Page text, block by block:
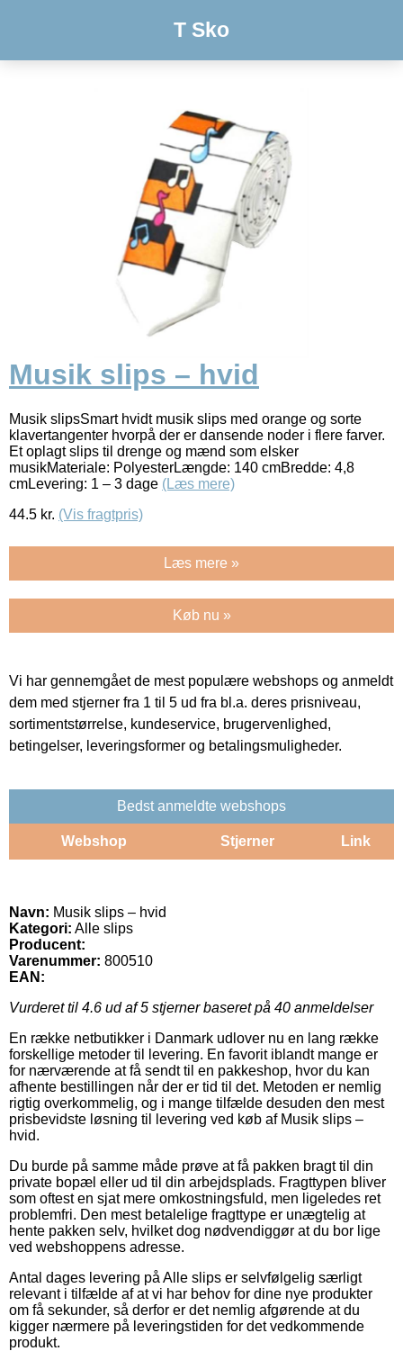
T Sko
Musik slips – hvid
Musik slipsSmart hvidt musik slips med orange og sorte
klavertangenter hvorpå der er dansende noder i flere farver.
Et oplagt slips til drenge og mænd som elsker
musikMateriale: PolyesterLængde: 140 cmBredde: 4,8
cmLevering: 1 – 3 dage (Læs mere)
44.5 kr. (Vis fragtpris)
Læs mere »
Køb nu »
Vi har gennemgået de mest populære webshops og anmeldt
dem med stjerner fra 1 til 5 ud fra bl.a. deres prisniveau,
sortimentstørrelse, kundeservice, brugervenlighed,
betingelser, leveringsformer og betalingsmuligheder.
Bedst anmeldte webshops
Webshop Stjerner Link
Navn: Musik slips – hvid
Kategori: Alle slips
Producent:
Varenummer: 800510
EAN:
Vurderet til 4.6 ud af 5 stjerner baseret på 40 anmeldelser
En række netbutikker i Danmark udlover nu en lang række
forskellige metoder til levering. En favorit iblandt mange er
for nærværende at få sendt til en pakkeshop, hvor du kan
afhente bestillingen når der er tid til det. Metoden er nemlig
rigtig overkommelig, og i mange tilfælde desuden den mest
prisbevidste løsning til levering ved køb af Musik slips –
hvid.
Du burde på samme måde prøve at få pakken bragt til din
private bopæl eller ud til din arbejdsplads. Fragttypen bliver
som oftest en sjat mere omkostningsfuld, men ligeledes ret
problemfri. Den mest betalelige fragttype er unægtelig at
hente pakken selv, hvilket dog nødvendiggør at du bor lige
ved webshoppens adresse.
Antal dages levering på Alle slips er selvfølgelig særligt
relevant i tilfælde af at vi har behov for dine nye produkter
om få sekunder, så derfor er det nemlig afgørende at du
kigger nærmere på leveringstiden for det vedkommende
produkt.